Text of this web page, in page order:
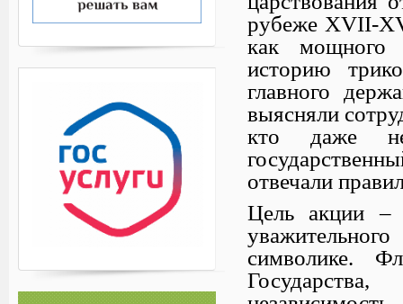
рубеже XVII-
как мощного
историю
главного
выясняли
кто даже
отвечали
Цель акции –
символике.